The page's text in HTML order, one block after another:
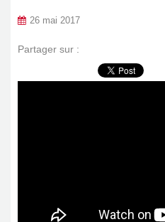
26 mai 2017
Partager sur :